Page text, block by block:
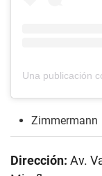
Zimmermann
Dirección: Av.